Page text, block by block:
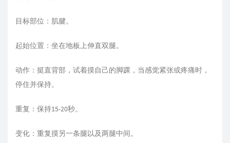
目标部位：肌腱。
起始位置：坐在地板上伸直双腿。
动作：挺直背部，试着摸自己的脚踝，当感觉紧张或疼痛时，
停住并保持。
重复：保持15-20秒。
变化：重复摸另一条腿以及两腿中间。